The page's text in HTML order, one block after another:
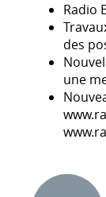
Radio
des
une